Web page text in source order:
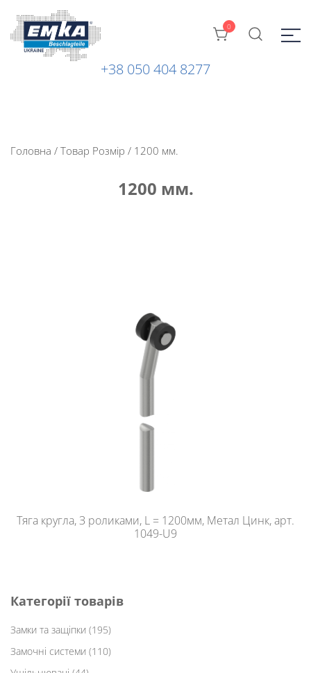
ЕМКА УКРАЇНА
Промислова фурнітура: замки, петлі та ін. від ТМ "EMKA
0
+38 050 404 8277
Головна / Товар Розмір / 1200 мм.
1200 мм.
Тяга кругла, З роликами, L = 1200мм, Метал Цинк, арт.
1049-U9
Категорії товарів
Замки та защіпки (195)
Замочні системи (110)